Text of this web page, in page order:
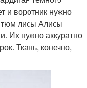
и воротник нужно
лисы Алисы
Их нужно аккуратно
Ткань, конечно,